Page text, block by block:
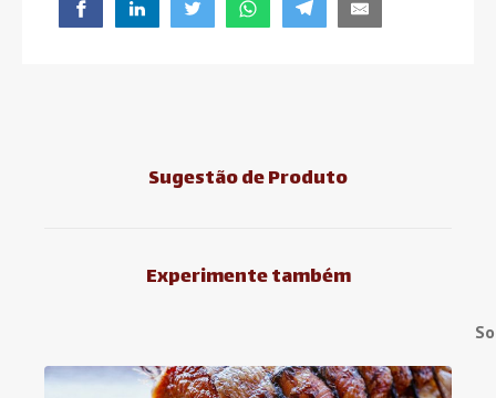
Sugestão de Produto
Experimente também